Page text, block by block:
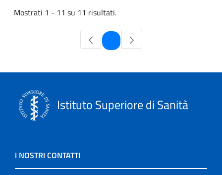
Mostrati 1 - 11 su 11 risultati.
Pagina
Istituto Superiore di Sanità
I NOSTRI CONTATTI